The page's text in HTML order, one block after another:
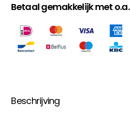
Betaal gemakkelijk met o.a.
Beschrijving